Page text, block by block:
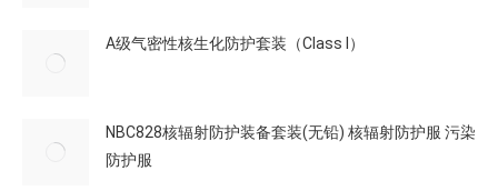
A级气密性核生化防护套装（Class I）
NBC828核辐射防护装备套装(无铅) 核辐射防护服 污染
防护服